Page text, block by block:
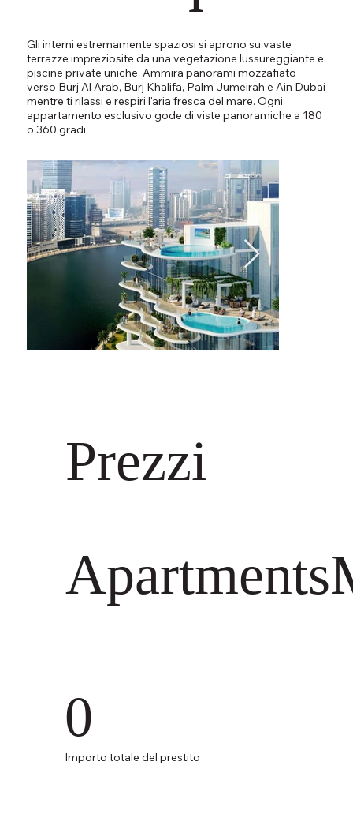
Gli interni estremamente spaziosi si aprono su vaste
terrazze impreziosite da una vegetazione lussureggiante e
piscine private uniche. Ammira panorami mozzafiato
verso Burj Al Arab, Burj Khalifa, Palm Jumeirah e Ain Dubai
mentre ti rilassi e respiri l'aria fresca del mare. Ogni
appartamento esclusivo gode di viste panoramiche a 180
o 360 gradi.
Prezzi
Apartments
0
Importo totale del prestito